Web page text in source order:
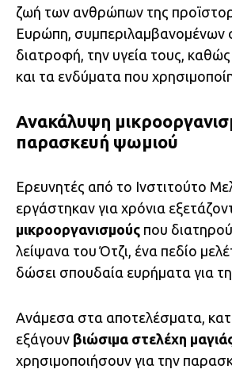
ζωή των ανθρώπων της
Ευρώπη, συμπεριλαμβανομένων
διατροφή, την υγεία τους, καθώς
και τα ενδύματα που
Ανακάλυψη
παρασκευή ψωμιού
Ερευνητές από το Ινστιτούτο
εργάστηκαν για χρόνια
μικροοργανισμούς που
λείψανα του Ότζι, ένα πεδίο
δώσει σπουδαία ευρήματα για
Ανάμεσα στα αποτελέσματα,
εξάγουν βιώσιμα στελέχη
χρησιμοποιήσουν για την